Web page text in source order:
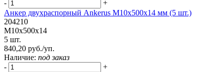
-
+
Анкер двухраспорный Ankerus М10х500х14 мм (5 шт.)
204210
М10х500х14
5 шт.
840,20 руб./уп.
Наличие: под заказ
-
+